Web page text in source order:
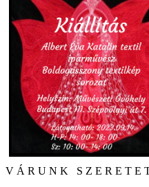
V Á R U N K S Z E R E T E